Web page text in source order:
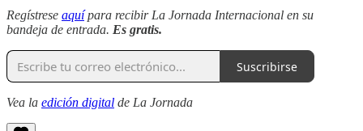
Regístrese aquípara recibir La Jornada Internacional en su
bandeja de entrada. Es gratis.
Suscribirse
Vea la edición digital de La Jornada